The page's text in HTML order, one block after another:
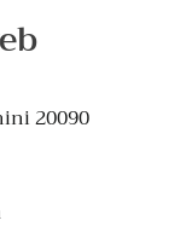
20090